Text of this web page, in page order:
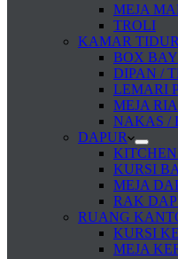
MEJA
TROLI
KAMAR TIDUR
BOX
DIPAN /
LEMARI
MEJA
NAKAS /
DAPUR
KITCHEN
KURSI
MEJA
RAK
RUANG
KURSI
MEJA